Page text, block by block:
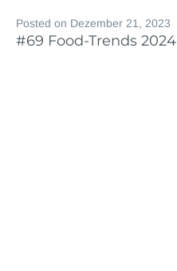
Posted on Dezember 21, 2023
#69 Food-Trends 2024